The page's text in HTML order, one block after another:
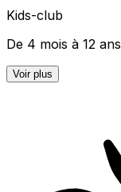
Kids-club
De 4 mois à 12 ans
Voir plus